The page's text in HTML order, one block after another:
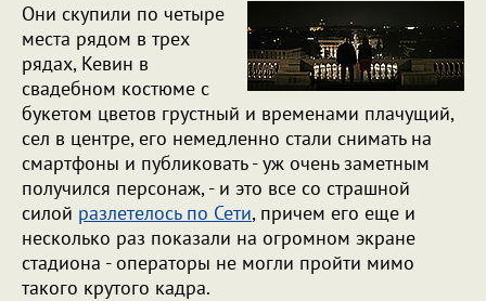
Они скупили по четыре
места рядом в трех
рядах, Кевин в
свадебном костюме с
букетом цветов грустный и временами плачущий,
сел в центре, его немедленно стали снимать на
смартфоны и публиковать - уж очень заметным
получился персонаж, - и это все со страшной
силой разлетелось по Сети, причем его еще и
несколько раз показали на огромном экране
стадиона - операторы не могли пройти мимо
такого крутого кадра.